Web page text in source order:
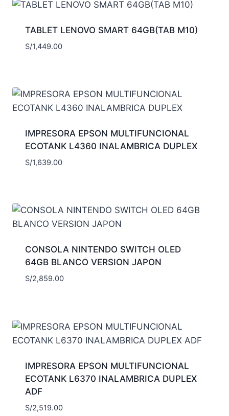
TABLET LENOVO SMART 64GB(TAB M10)
S/1,449.00
IMPRESORA EPSON MULTIFUNCIONAL
ECOTANK L4360 INALAMBRICA DUPLEX
S/1,639.00
CONSOLA NINTENDO SWITCH OLED
64GB BLANCO VERSION JAPON
S/2,859.00
IMPRESORA EPSON MULTIFUNCIONAL
ECOTANK L6370 INALAMBRICA DUPLEX
ADF
S/2,519.00